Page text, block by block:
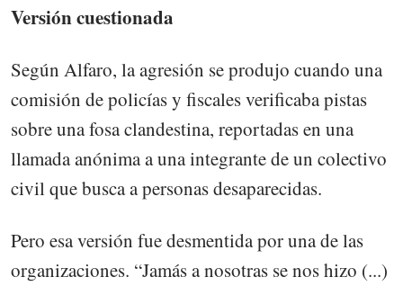
Versión cuestionada
Según Alfaro, la agresión se produjo cuando una
comisión de policías y fiscales verificaba pistas
sobre una fosa clandestina, reportadas en una
llamada anónima a una integrante de un colectivo
civil que busca a personas desaparecidas.
Pero esa versión fue desmentida por una de las
organizaciones. “Jamás a nosotras se nos hizo (...)